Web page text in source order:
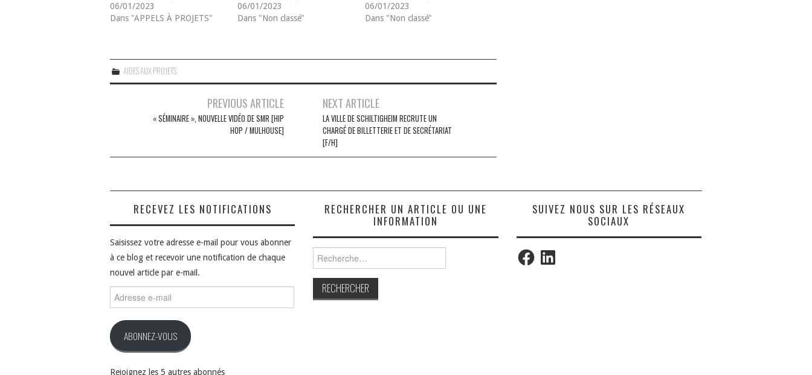
06/01/2023
Dans "APPELS À PROJETS"
06/01/2023
Dans "Non classé"
06/01/2023
Dans "Non classé"
AIDES AUX PROJETS
PREVIOUS ARTICLE
« SÉMINAIRE », NOUVELLE VIDÉO DE SMR [HIP
HOP / MULHOUSE]
NEXT ARTICLE
LA VILLE DE SCHILTIGHEIM RECRUTE UN
CHARGÉ DE BILLETTERIE ET DE SECRÉTARIAT
[F/H]
RECEVEZ LES NOTIFICATIONS
Saisissez votre adresse e-mail pour vous abonner
à ce blog et recevoir une notification de chaque
nouvel article par e-mail.
Adresse
e-
ABONNEZ-VOUS
Rejoignez les 5 autres abonnés
RECHERCHER UN ARTICLE OU UNE
INFORMATION
Rechercher :
SUIVEZ NOUS SUR LES RÉSEAUX
SOCIAUX
FacebookLinkedIn